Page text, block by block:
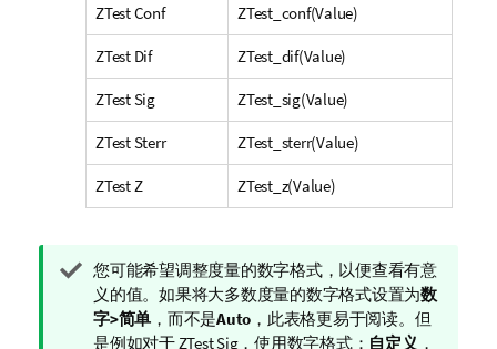
ZTest Conf ZTest_conf(Value)
ZTest Dif ZTest_dif(Value)
ZTest Sig ZTest_sig(Value)
ZTest Sterr ZTest_sterr(Value)
ZTest Z ZTest_z(Value)
提
示
注
释
您可能希望调整度量的数字格式，以便查看有意
义的值。如果将大多数度量的数字格式设置为数
字>简单 ，而不是Auto ，此表格更易于阅读。但
是例如对于ZTest Sig，使用数字格式： 自定义 ，